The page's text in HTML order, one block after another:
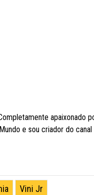
apaixonado
e sou criador do canal
Vini Jr